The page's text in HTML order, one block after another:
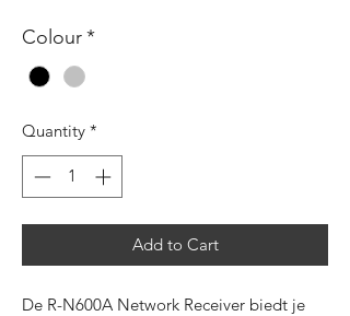
Colour*
Quantity *
Add to Cart
De R-N600A Network Receiver biedt je